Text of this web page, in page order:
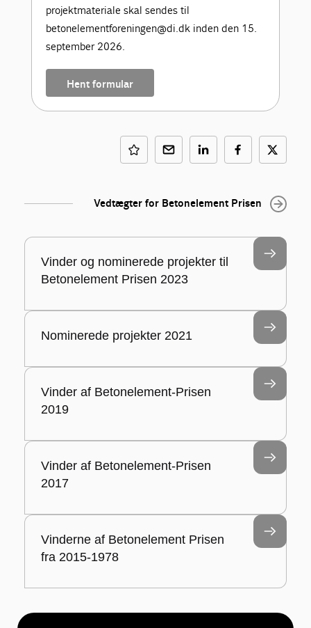
projektmateriale skal sendes til
betonelementforeningen@di.dk inden den 15.
september 2026.
Hent formular
Vedtægter for Betonelement Prisen
Vinder og nominerede projekter til
Betonelement Prisen 2023
Nominerede projekter 2021
Vinder af Betonelement-Prisen
2019
Vinder af Betonelement-Prisen
2017
Vinderne af Betonelement Prisen
fra 2015-1978